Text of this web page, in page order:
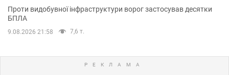
Проти видобувної інфраструктури ворог застосував десятки
БПЛА
9.08.2026 21:58 7,6 т.